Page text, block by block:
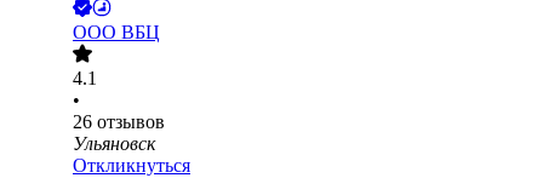
ООО ВБЦ
4.1
•
26 отзывов
Ульяновск
Откликнуться